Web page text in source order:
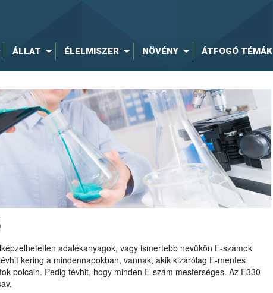
ÁLLAT ÉLELMISZER NÖVÉNY ÁTFOGÓ TÉMÁK
adalékanyagok, vagy ismertebb nevükön E-számok
kering a mindennapokban, vannak, akik kizárólag E-mentes
polcain. Pedig tévhit, hogy minden E-szám mesterséges. Az E330